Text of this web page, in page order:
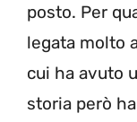
posto. Per
legata molto
cui ha avuto
storia però